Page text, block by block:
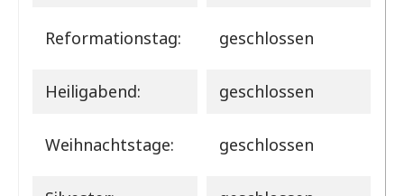
Reformationstag: geschlossen
Heiligabend: geschlossen
Weihnachtstage: geschlossen